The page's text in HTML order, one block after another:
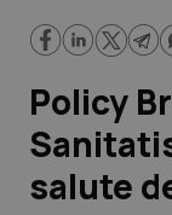
Regioni e Asl
Lavoro e
Scienza e
Studi e Analisi
Policy
salute